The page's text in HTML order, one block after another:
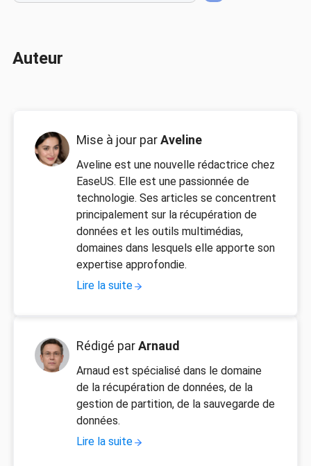
Auteur
Mise à jour parAveline
Aveline est une nouvelle rédactrice chez
EaseUS. Elle est une passionnée de
technologie. Ses articles se concentrent
principalement sur la récupération de
données et les outils multimédias,
domaines dans lesquels elle apporte son
expertise approfondie.
Lire la suite
Rédigé parArnaud
Arnaud est spécialisé dans le domaine
de la récupération de données, de la
gestion de partition, de la sauvegarde de
données.
Lire la suite